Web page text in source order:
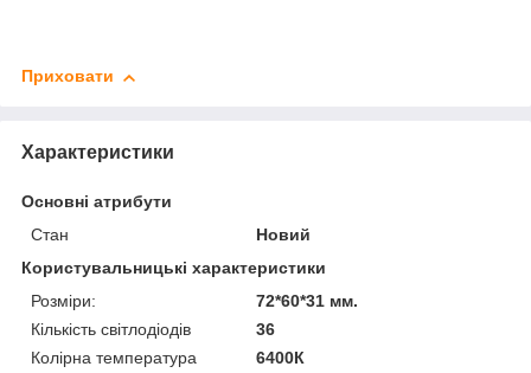
Приховати
Характеристики
Основні атрибути
Стан
Новий
Користувальницькі характеристики
Розміри:
72*60*31 мм.
Кількість світлодіодів
36
Колірна температура
6400К